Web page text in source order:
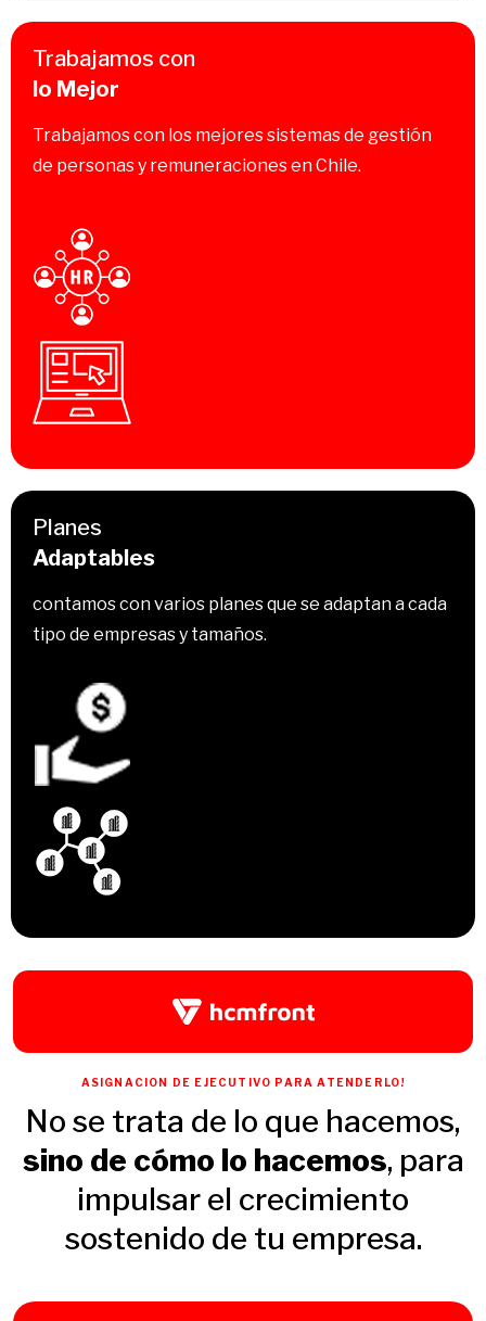
Trabajamos con
lo Mejor
Trabajamos con los mejores sistemas de gestión
de personas y remuneraciones en Chile.
Planes
Adaptables
contamos con varios planes que se adaptan a cada
tipo de empresas y tamaños.
ASIGNACION DE EJECUTIVO PARA ATENDERLO!
No se trata de lo que hacemos,
sino de cómo lo hacemos, para
impulsar el crecimiento
sostenido de tu empresa.